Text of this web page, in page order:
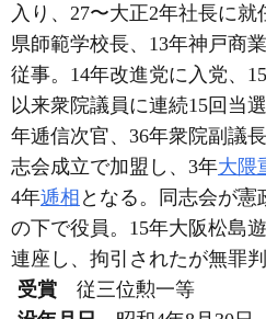
入り、27〜大正2年社長に
県師範学校長、13年神戸商
従事。14年改進党に入党、
以来衆院議員に連続15回当
年逓信次官、36年衆院副議
志会成立で加盟し、3年大隈
4年逓相 となる。同志会が憲
の下で役員。15年大阪松島
連座し、拘引されたが無罪判
受賞
従三位勲一等